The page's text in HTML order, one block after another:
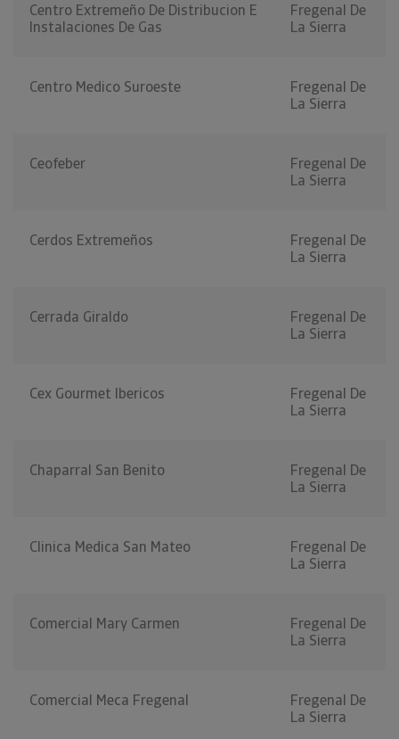
Centro Extremeño De Distribucion E
Instalaciones De Gas
Fregenal De
La Sierra
Centro Medico Suroeste
Fregenal De
La Sierra
Ceofeber
Fregenal De
La Sierra
Cerdos Extremeños
Fregenal De
La Sierra
Cerrada Giraldo
Fregenal De
La Sierra
Cex Gourmet Ibericos
Fregenal De
La Sierra
Chaparral San Benito
Fregenal De
La Sierra
Clinica Medica San Mateo
Fregenal De
La Sierra
Comercial Mary Carmen
Fregenal De
La Sierra
Comercial Meca Fregenal
Fregenal De
La Sierra